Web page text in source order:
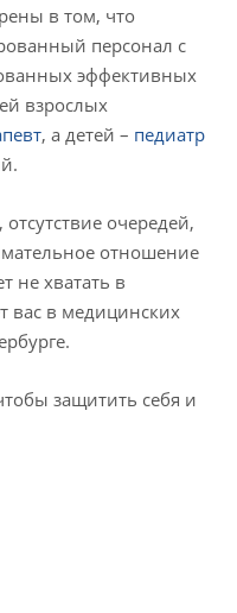
в том, что
персонал с
эффективных
взрослых
, а детей – педиатр
очередей,
отношение
не хватать в
вас в медицинских
защитить себя и